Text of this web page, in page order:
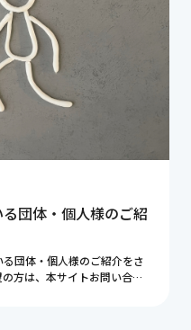
る団体・個人様のご紹
団体・個人様のご紹介をさ
方は、本サイトお問い合わ